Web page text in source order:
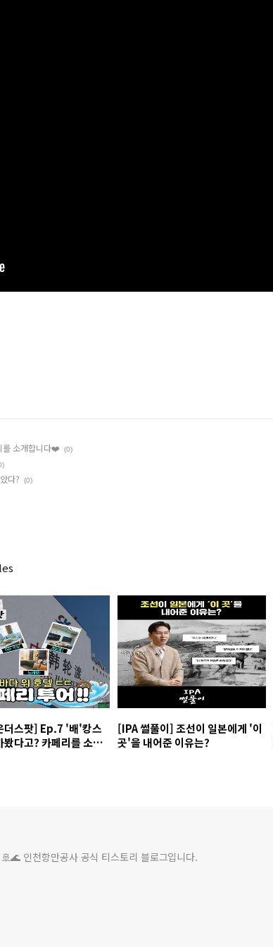
를 소개합니다❤️ (0)
다? (0)
더스팟] Ep.7 '배'캉스
봤다고? 카페리를 소개
[IPA 썰풀이] 조선이 일본에게 '이
곳'을 내어준 이유는?
인천항만공사 공식 티스토리 블로그입니다.